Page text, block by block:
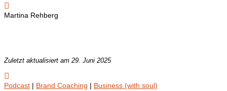

Martina Rehberg
Zuletzt aktualisiert am 29. Juni 2025

Podcast | Brand Coaching | Business (with soul)